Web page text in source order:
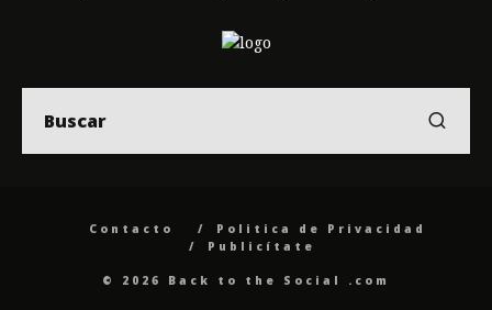
Contacto
Politica de Privacidad
Publicítate
© 2026 Back to the Social .com